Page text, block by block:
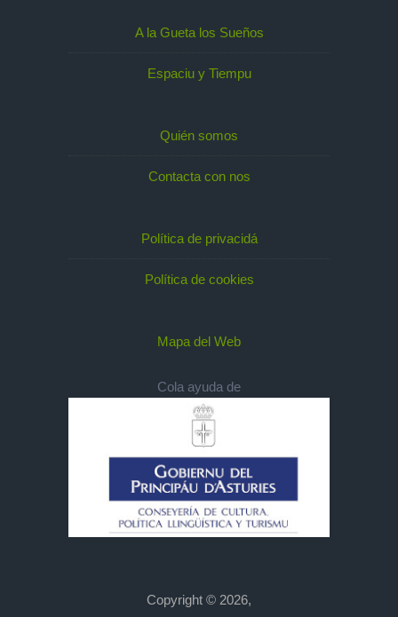
A la Gueta los Sueños
Espaciu y Tiempu
Quién somos
Contacta con nos
Política de privacidá
Política de cookies
Mapa del Web
Cola ayuda de
Copyright © 2026,